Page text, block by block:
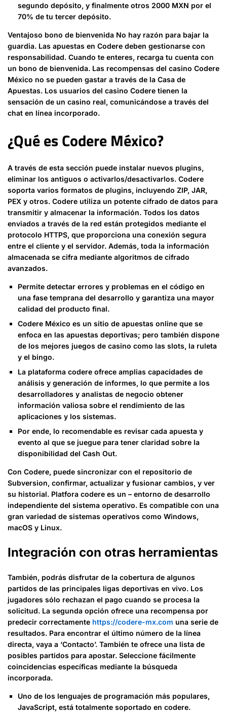
segundo depósito, y finalmente otros 2000 MXN por el
70% de tu tercer depósito.
Ventajoso bono de bienvenida No hay razón para bajar la
guardia. Las apuestas en Codere deben gestionarse con
responsabilidad. Cuando te enteres, recarga tu cuenta con
un bono de bienvenida. Las recompensas del casino Codere
México no se pueden gastar a través de la Casa de
Apuestas. Los usuarios del casino Codere tienen la
sensación de un casino real, comunicándose a través del
chat en línea incorporado.
¿Qué es Codere México?
A través de esta sección puede instalar nuevos plugins,
eliminar los antiguos o activarlos/desactivarlos. Codere
soporta varios formatos de plugins, incluyendo ZIP, JAR,
PEX y otros. Codere utiliza un potente cifrado de datos para
transmitir y almacenar la información. Todos los datos
enviados a través de la red están protegidos mediante el
protocolo HTTPS, que proporciona una conexión segura
entre el cliente y el servidor. Además, toda la información
almacenada se cifra mediante algoritmos de cifrado
avanzados.
Permite detectar errores y problemas en el código en
una fase temprana del desarrollo y garantiza una mayor
calidad del producto final.
Codere México es un sitio de apuestas online que se
enfoca en las apuestas deportivas; pero también dispone
de los mejores juegos de casino como las slots, la ruleta
y el bingo.
La plataforma codere ofrece amplias capacidades de
análisis y generación de informes, lo que permite a los
desarrolladores y analistas de negocio obtener
información valiosa sobre el rendimiento de las
aplicaciones y los sistemas.
Por ende, lo recomendable es revisar cada apuesta y
evento al que se juegue para tener claridad sobre la
disponibilidad del Cash Out.
Con Codere, puede sincronizar con el repositorio de
Subversion, confirmar, actualizar y fusionar cambios, y ver
su historial. Platfora codere es un – entorno de desarrollo
independiente del sistema operativo. Es compatible con una
gran variedad de sistemas operativos como Windows,
macOS y Linux.
Integración con otras herramientas
También, podrás disfrutar de la cobertura de algunos
partidos de las principales ligas deportivas en vivo. Los
jugadores sólo rechazan el pago cuando se procesa la
solicitud. La segunda opción ofrece una recompensa por
predecir correctamente https://codere-mx.com una serie de
resultados. Para encontrar el último número de la línea
directa, vaya a ‘Contacto’. También te ofrece una lista de
posibles partidos para apostar. Seleccione fácilmente
coincidencias específicas mediante la búsqueda
incorporada.
Uno de los lenguajes de programación más populares,
JavaScript, está totalmente soportado en codere.